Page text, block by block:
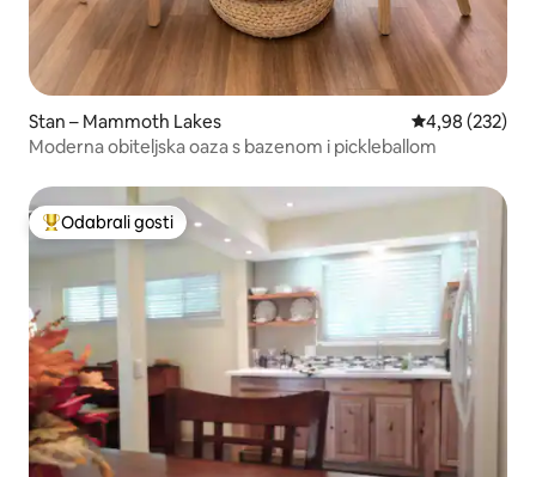
Stan – Mammoth Lakes Prosječna
4,98 (232)
Moderna obiteljska oaza s bazenom i pickleballom
Među najviše rangiranima s oznakom „Odabrali gosti”
Odabrali gosti